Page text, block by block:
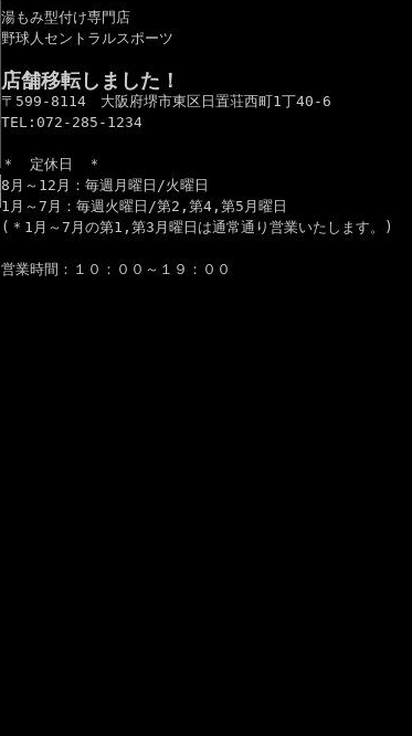
湯もみ型付け専門店
野球人セントラルスポーツ
店舗移転しました！
〒599-8114 大阪府堺市東区日置荘西町1丁40-6
TEL:072-285-1234
＊ 定休日 ＊
8月～12月：毎週月曜日/火曜日
1月～7月：毎週火曜日/第2,第4,第5月曜日
(＊1月～7月の第1,第3月曜日は通常通り営業いたします。)
営業時間：１０：００～１９：００